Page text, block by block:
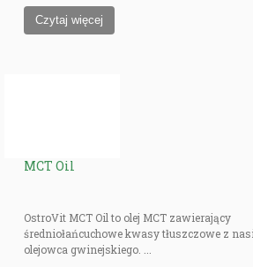
MCT Oil
OstroVit MCT Oil to olej MCT zawierający
średniołańcuchowe kwasy tłuszczowe z
olejowca gwinejskiego. ...